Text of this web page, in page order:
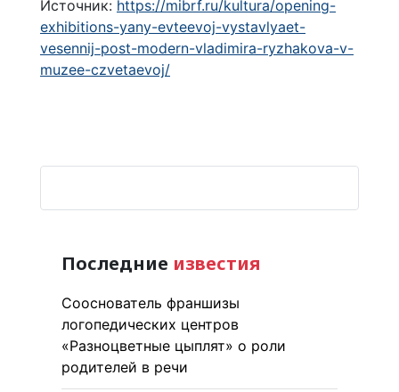
Источник: https://mibrf.ru/kultura/opening-
exhibitions-yany-evteevoj-vystavlyaet-
vesennij-post-modern-vladimira-ryzhakova-v-
muzee-czvetaevoj/
Последние известия
Сооснователь франшизы
логопедических центров
«Разноцветные цыплят» о роли
родителей в речи